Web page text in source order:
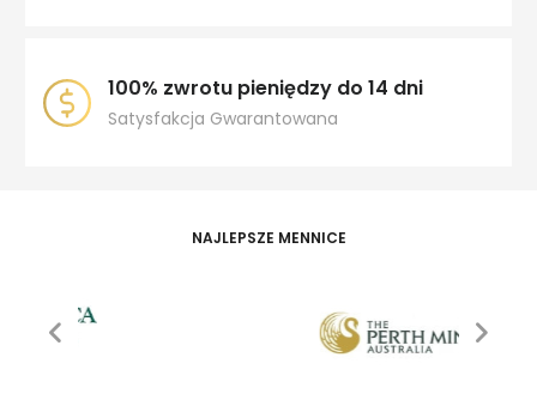
100% zwrotu pieniędzy do 14 dni
Satysfakcja Gwarantowana
NAJLEPSZE MENNICE